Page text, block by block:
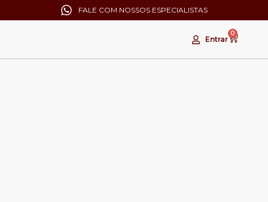
FALE COM NOSSOS ESPECIALISTAS
Entrar
0